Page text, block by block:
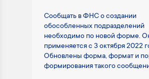
Сообщать в ФНС о создании
обособленных подразделений
необходимо по новой форме.
применяется с 3 октября 2022
Обновлены форма, формат и
формирования такого